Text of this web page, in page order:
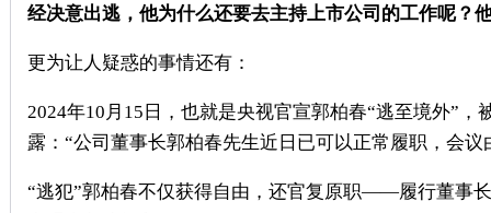
经决意出逃，他为什么还要去主持上市公司的工作呢？
更为让人疑惑的事情还有：
2024年10 月 15 日，也就是央视官宣郭柏春“逃至境外”，
露：“公司董事长郭柏春先生近日已可以正常履职，会
“逃犯”郭柏春不仅获得自由，还官复原职——履行董事